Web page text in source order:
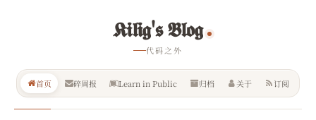
𝕶𝖎𝖑𝖎𝖌'𝖘 𝕭𝖑𝖔𝖌
代码之外
首页 碎周报 Learn in Public 归档 关于 订阅